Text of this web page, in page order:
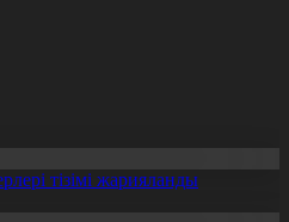
тізімі жарияланды